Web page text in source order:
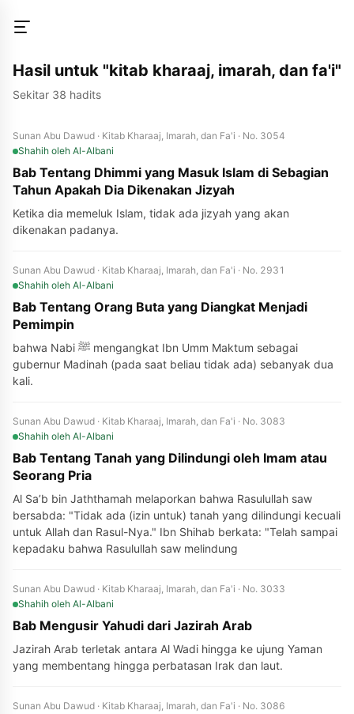
Hasil untuk "kitab kharaaj, imarah, dan fa'i"
Sekitar 38 hadits
Sunan Abu Dawud · Kitab Kharaaj, Imarah, dan Fa'i · No. 3054
Shahih oleh Al-Albani
Bab Tentang Dhimmi yang Masuk Islam di Sebagian
Tahun Apakah Dia Dikenakan Jizyah
Ketika dia memeluk Islam, tidak ada jizyah yang akan
dikenakan padanya.
Sunan Abu Dawud · Kitab Kharaaj, Imarah, dan Fa'i · No. 2931
Shahih oleh Al-Albani
Bab Tentang Orang Buta yang Diangkat Menjadi
Pemimpin
bahwa Nabi ﷺ mengangkat Ibn Umm Maktum sebagai
gubernur Madinah (pada saat beliau tidak ada) sebanyak dua
kali.
Sunan Abu Dawud · Kitab Kharaaj, Imarah, dan Fa'i · No. 3083
Shahih oleh Al-Albani
Bab Tentang Tanah yang Dilindungi oleh Imam atau
Seorang Pria
Al Sa’b bin Jaththamah melaporkan bahwa Rasulullah saw
bersabda: "Tidak ada (izin untuk) tanah yang dilindungi kecuali
untuk Allah dan Rasul-Nya." Ibn Shihab berkata: "Telah sampai
kepadaku bahwa Rasulullah saw melindung
Sunan Abu Dawud · Kitab Kharaaj, Imarah, dan Fa'i · No. 3033
Shahih oleh Al-Albani
Bab Mengusir Yahudi dari Jazirah Arab
Jazirah Arab terletak antara Al Wadi hingga ke ujung Yaman
yang membentang hingga perbatasan Irak dan laut.
Sunan Abu Dawud · Kitab Kharaaj, Imarah, dan Fa'i · No. 3086